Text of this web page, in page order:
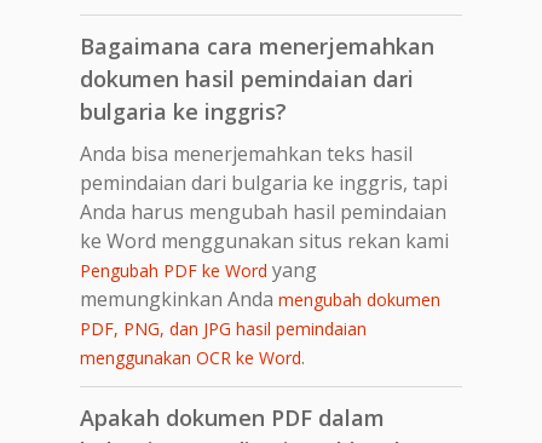
Bagaimana cara menerjemahkan
dokumen hasil pemindaian dari
bulgaria ke inggris?
Anda bisa menerjemahkan teks hasil
pemindaian dari bulgaria ke inggris, tapi
Anda harus mengubah hasil pemindaian
ke Word menggunakan situs rekan kami
Pengubah PDF ke Word yang
memungkinkan Anda mengubah dokumen
PDF, PNG, dan JPG hasil pemindaian
menggunakan OCR ke Word.
Apakah dokumen PDF dalam